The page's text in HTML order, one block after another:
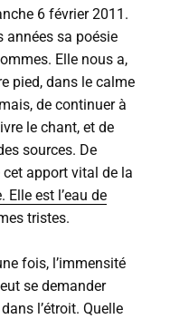
6 février 2011.
années sa poésie
Elle nous a,
pied, dans le calme
de continuer à
le chant, et de
sources. De
cet apport vital de la
Elle est l’eau de
tristes.
fois, l’immensité
se demander
l’étroit. Quelle